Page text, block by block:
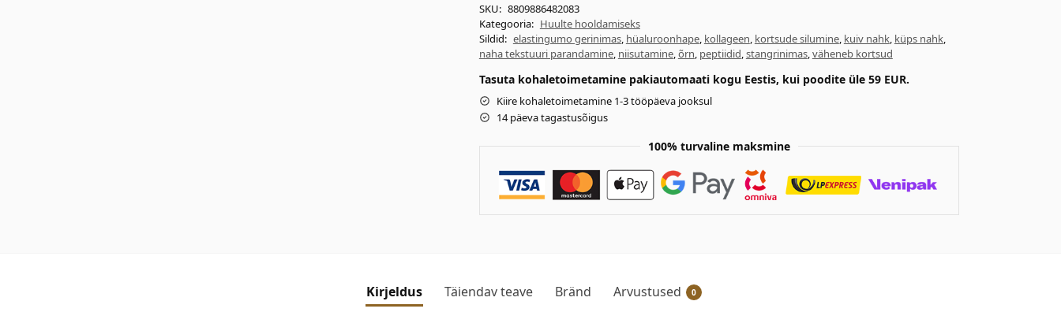
SKU: 8809886482083
Kategooria: Huulte hooldamiseks
Sildid: elastingumo gerinimas, hüaluroonhape, kollageen, kortsude silumine, kuiv nahk, küps nahk,
naha tekstuuri parandamine, niisutamine,õrn, peptiidid,stangrinimas,väheneb kortsud
Tasuta kohaletoimetamine pakiautomaati kogu Eestis, kui poodite üle 59 EUR.
Kiire kohaletoimetamine 1-3 tööpäeva jooksul
14 päeva tagastusõigus
100% turvaline maksmine
Kirjeldus Täiendav teave Bränd Arvustused 0